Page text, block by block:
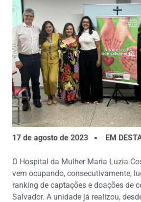
17 de agosto de 2023 EM
O Hospital da Mulher Maria Luzia
vem ocupando, consecutivamente,
ranking de captações e doações de
Salvador. A unidade já realizou,